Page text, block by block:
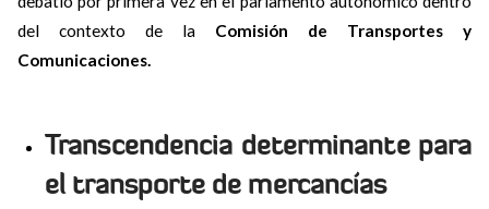
del contexto de la Comisión de Transportes y
Comunicaciones.
Transcendencia determinante para
el transporte de mercancías